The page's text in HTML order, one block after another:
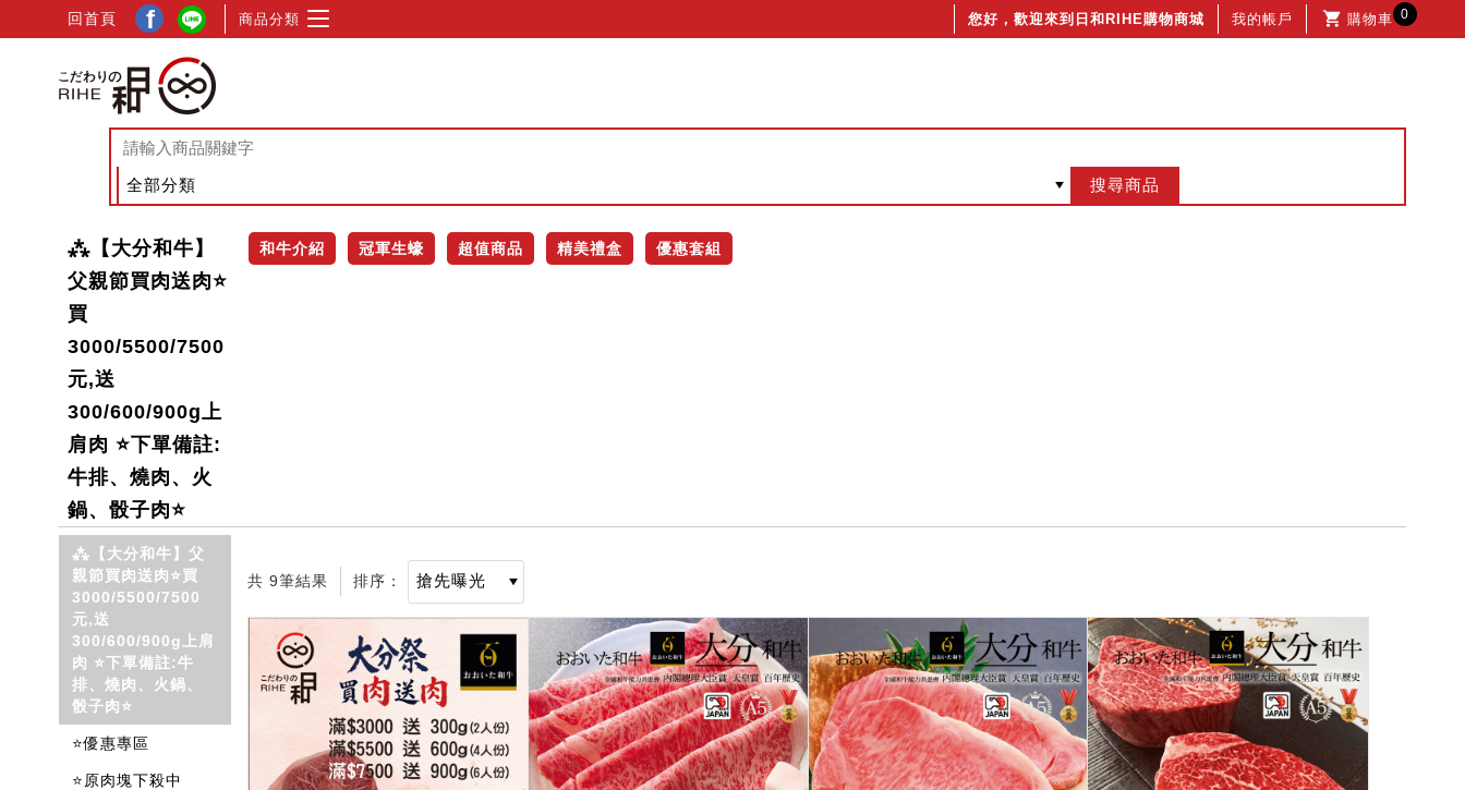
回首頁 f 商品分類 您好，歡迎來到日和RIHE購物商城 我的帳戶 購物車 0
⁂【大分和牛】
父親節買肉送肉⭐
買
3000/5500/7500
元,送
300/600/900g上
肩肉 ⭐下單備註:
牛排、燒肉、火
鍋、骰子肉⭐
和牛介紹 冠軍生蠔 超值商品 精美禮盒 優惠套組
⁂【大分和牛】父
親節買肉送肉⭐買
3000/5500/7500
元,送
300/600/900g上肩
肉 ⭐下單備註:牛
排、燒肉、火鍋、
骰子肉⭐
⭐優惠專區
⭐原肉塊下殺中
共 9筆結果 排序：